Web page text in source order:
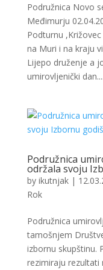
Podružnica Novo
Međimurju
Podturnu
na Muri i na kraju
Lijepo druženje a
umirovljenički dan....
Podružnica
održala svoju
by ikutnjak|
Rok
Podružnica
tamošnjem
izbornu skupštinu.
rezimiraju rezultati